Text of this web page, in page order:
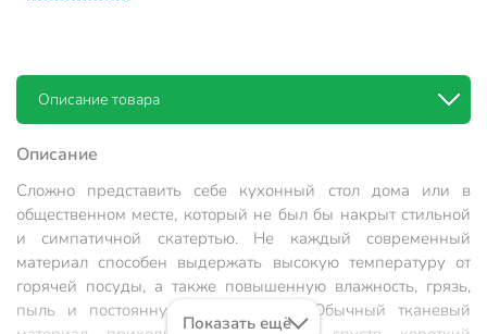
Описание товара
Описание
Сложно представить себе кухонный стол дома или в
общественном месте, который не был бы накрыт стильной
и симпатичной скатертью. Не каждый современный
материал способен выдержать высокую температуру от
горячей посуды, а также повышенную влажность, грязь,
пыль и постоянную эксплуатацию. Обычный тканевый
Показать ещё